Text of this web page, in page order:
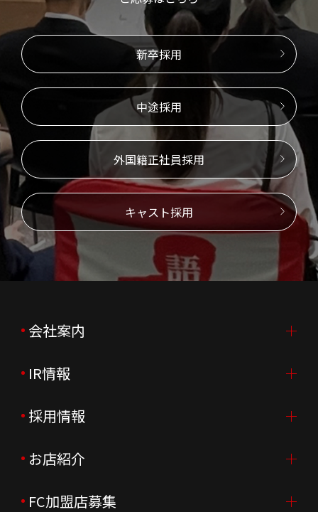
新卒採用
中途採用
外国籍正社員採用
キャスト採用
会社案内
会社案内TOP
ご挨拶
会社概要
会社沿革
IR情報
IR情報TOP
ニュースリリース
月次売上
採用情報
採用情報TOP
新卒採用
お店紹介
店舗を探す・予約する
FC加盟店募集